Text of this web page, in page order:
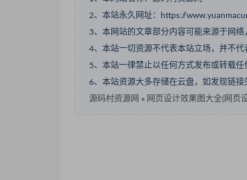
2、本站永久网址：https://
3、本网站的文章部分内容可能来源于网
4、本站一切资源不代表本站立场，并不代
5、本站一律禁止以任何方式发布或转载
6、本站资源大多存储在云盘，如发现链接
源码村资源网 » 网页设计效果图大全(网页